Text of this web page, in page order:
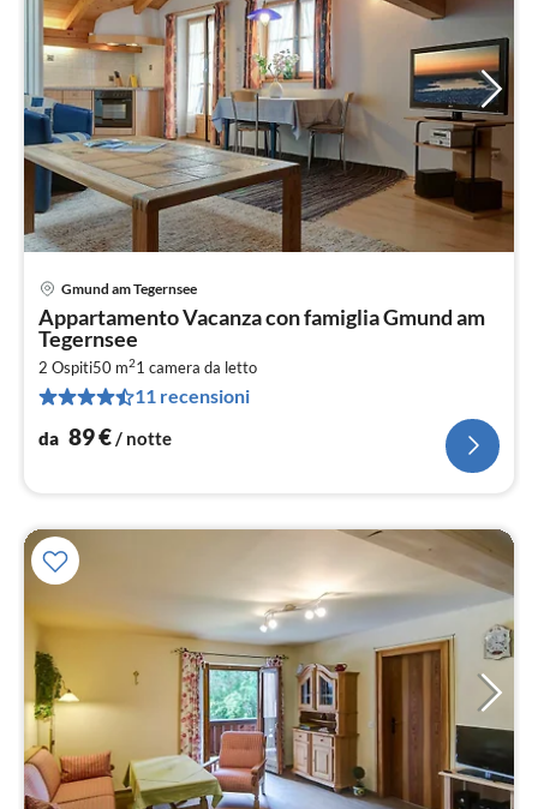
Gmund am Tegernsee
Appartamento Vacanza con famiglia Gmund am
Tegernsee
2 Ospiti50 m21 camera da letto
11 recensioni
da 89€/ notte